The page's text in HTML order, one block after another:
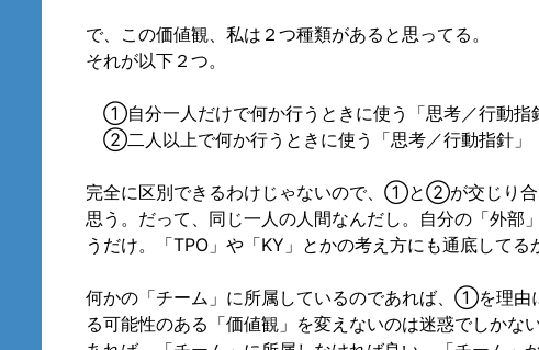
で、この価値観、私は２つ種類があると思ってる。
それが以下２つ。
①自分一人だけで何か行うときに使う「思考／行動指
②二人以上で何か行うときに使う「思考／行動指針」
完全に区別できるわけじゃないので、①と②が交じり合
思う。だって、同じ一人の人間なんだし。自分の「外部
うだけ。「TPO」や「KY」とかの考え方にも通底してる
何かの「チーム」に所属しているのであれば、①を理由
る可能性のある「価値観」を変えないのは迷惑でしかな